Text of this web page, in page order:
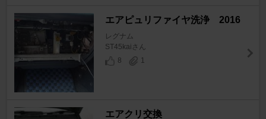
エアピュリファイヤ洗浄 2016
レグナム
ST45kaiさん
8
1
エアクリ交換